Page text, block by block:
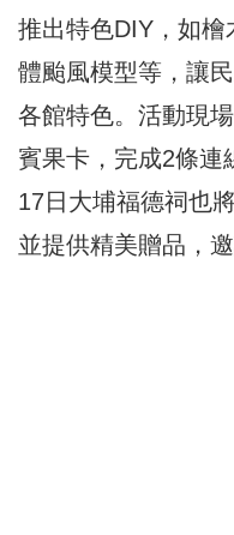
推出特色DIY，如
體颱風模型等，讓
各館特色。活動現
賓果卡，完成2條連
17日大埔福德祠也
並提供精美贈品，